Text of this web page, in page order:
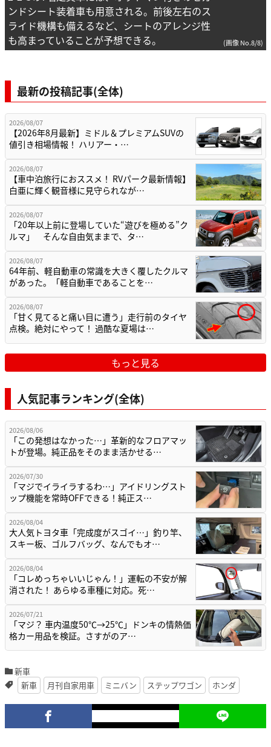
ンドシート装着車も用意される。前後左右のス
ライド機構も備えるなど、シートのアレンジ性
も高まっていることが予想できる。
(画像 No.8/8)
最新の投稿記事(全体)
2026/08/07
【2026年8月最新】ミドル＆プレミアムSUVの
値引き相場情報！ ハリアー・…
2026/08/07
【車中泊旅行におススメ！ RVパーク最新情報】
白亜に輝く観音様に見守られなが…
2026/08/07
「20年以上前に登場していた“遊びを極める”ク
ルマ」 そんな自由気ままで、タ…
2026/08/07
64年前、軽自動車の常識を大きく覆したクルマ
があった。「軽自動車であることを…
2026/08/07
「甘く見てると痛い目に遭う」走行前のタイヤ
点検。絶対にやって！ 過酷な夏場は…
もっと見る
人気記事ランキング(全体)
2026/08/06
「この発想はなかった…」革新的なフロアマッ
トが登場。純正品をそのまま活かせる…
2026/07/30
「マジでイライラするわ…」アイドリングスト
ップ機能を常時OFFできる！純正ス…
2026/08/04
大人気トヨタ車「完成度がスゴイ…」釣り竿、
スキー板、ゴルフバッグ、なんでもオ…
2026/08/04
「コレめっちゃいいじゃん！」運転の不安が解
消された！ あらゆる車種に対応。死…
2026/07/21
「マジ？ 車内温度50℃→25℃」ドンキの情熱価
格カー用品を検証。さすがのア…
新車
新車
月刊自家用車 ミニバン ステップワゴン ホンダ